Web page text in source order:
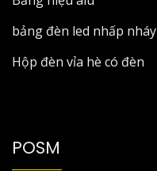
bảng đèn led nhấp nháy
Hộp đèn vỉa hè có đèn
POSM